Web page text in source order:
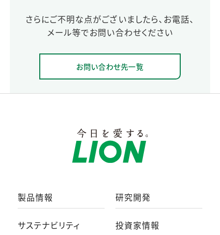
さらにご不明な点がございましたら、お電話、
メール等でお問い合わせください
お問い合わせ先一覧
製品情報 研究開発
サステナビリティ 投資家情報